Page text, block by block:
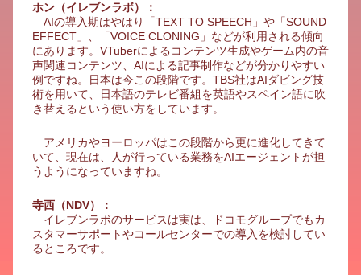
ホン（イレブンラボ）：
AIの導入期はやはり「TEXT TO SPEECH」や「SOUND
EFFECT」、「VOICE CLONING」などが利用される傾向
にあります。VTuberによるコンテンツ生成やゲーム内の音
声関連コンテンツ、AIによる記事制作などが分かりやすい
例ですね。日本は今この段階です。TBS社はAIダビング技
術を用いて、日本語のテレビ番組を英語やスペイン語に吹
き替えるという使い方をしています。
アメリカやヨーロッパはこの段階から更に進化してきて
いて、現在は、人が行っている業務をAIエージェントが担
うようになっていますね。
寺西（NDV）：
イレブンラボのサービスは実は、ドコモグループでもカ
スタマーサポートやコールセンターでの導入を検討してい
るところです。